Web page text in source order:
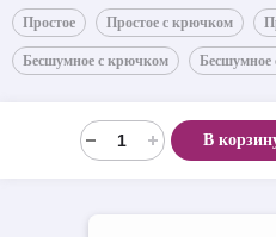
Простое Простое с крючком
Бесшумное с крючком Бесшумное
В